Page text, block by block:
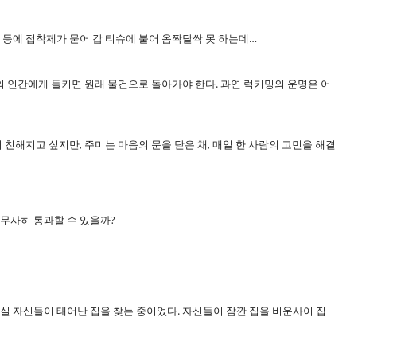
에 접착제가 묻어 갑 티슈에 붙어 옴짝달싹 못 하는데…
간에게 들키면 원래 물건으로 돌아가야 한다. 과연 럭키밍의 운명은 어
해지고 싶지만, 주미는 마음의 문을 닫은 채, 매일 한 사람의 고민을 해결
사히 통과할 수 있을까?
자신들이 태어난 집을 찾는 중이었다. 자신들이 잠깐 집을 비운사이 집